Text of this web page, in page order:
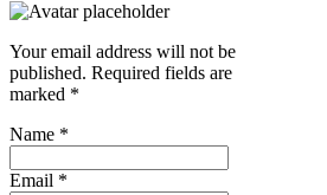
Your email address will not be
published. Required fields are
marked *
Name *
Email *